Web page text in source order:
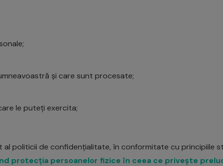
și care sunt procesate;
le puteți exercita;
politicii de confidențialitate, în conformitate cu principiile
protecția persoanelor fizice în ceea ce privește